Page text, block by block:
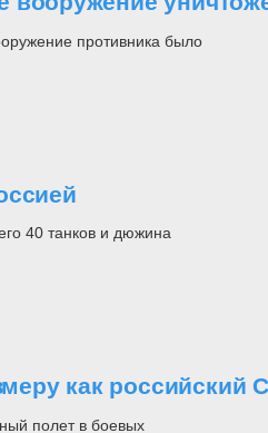
противника было
40 танков и дюжина
как российский
полет в боевых